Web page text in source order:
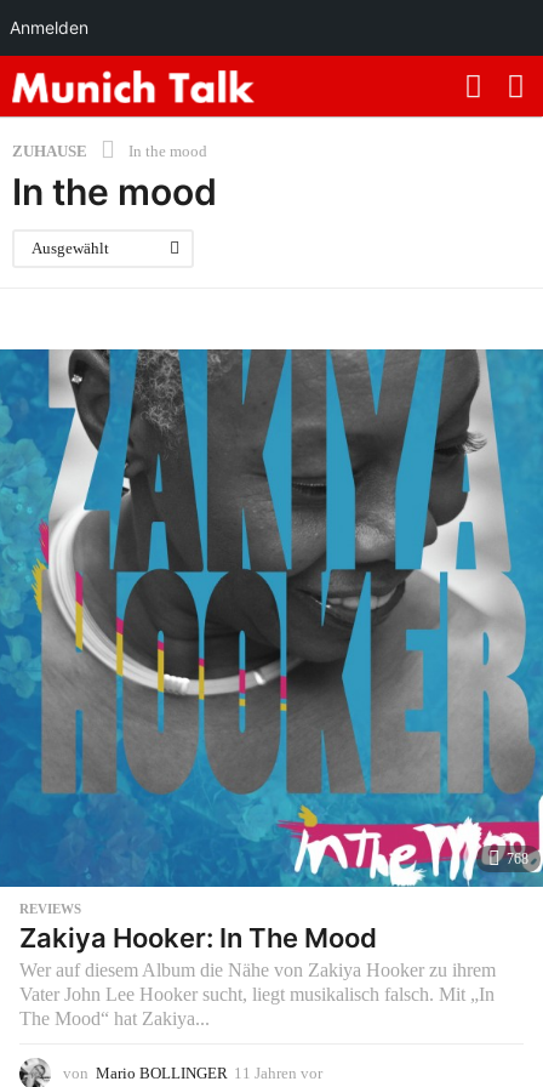
Anmelden
ZUHAUSE In the mood
In the mood
Ausgewählt
768
REVIEWS
Zakiya Hooker: In The Mood
Wer auf diesem Album die Nähe von Zakiya Hooker zu ihrem
Vater John Lee Hooker sucht, liegt musikalisch falsch. Mit „In
The Mood“ hat Zakiya...
von Mario BOLLINGER 11 Jahren vor